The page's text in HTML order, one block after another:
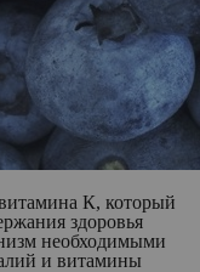
К, который
здоровья
необходимыми
и витамины